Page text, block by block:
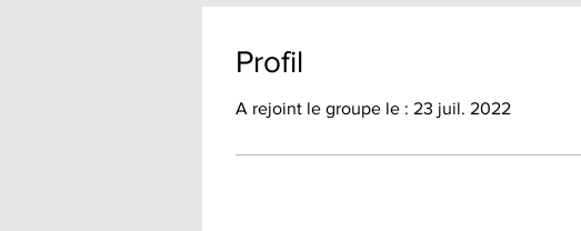
Profil
A rejoint le groupe le : 23 juil. 2022